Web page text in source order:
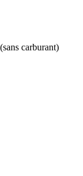
carburant)